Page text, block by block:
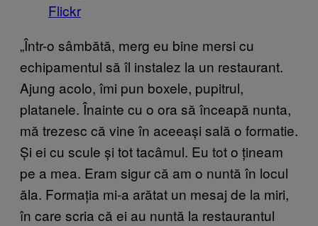
Flickr
„Într-o sâmbătă, merg eu bine mersi cu
echipamentul să îl instalez la un restaurant.
Ajung acolo, îmi pun boxele, pupitrul,
platanele. Înainte cu o ora să înceapă nunta,
mă trezesc că vine în aceeași sală o formatie.
Și ei cu scule și tot tacâmul. Eu tot o țineam
pe a mea. Eram sigur că am o nuntă în locul
ăla. Formația mi-a arătat un mesaj de la miri,
în care scria că ei au nuntă la restaurantul